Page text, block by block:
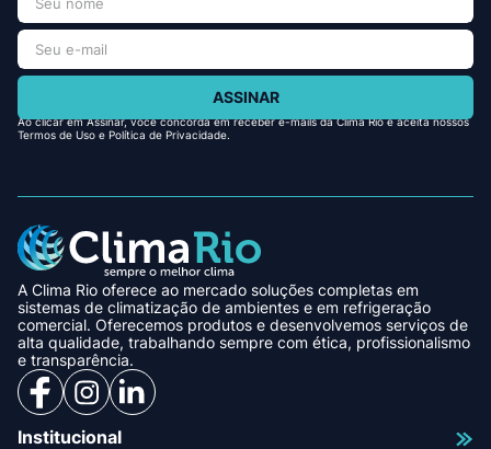
ASSINAR
Ao clicar em Assinar, você concorda em receber e-mails da Clima Rio e aceita nossos
Termos de Uso e Política de Privacidade.
A Clima Rio oferece ao mercado soluções completas em
sistemas de climatização de ambientes e em refrigeração
comercial. Oferecemos produtos e desenvolvemos serviços de
alta qualidade, trabalhando sempre com ética, profissionalismo
e transparência.
Institucional